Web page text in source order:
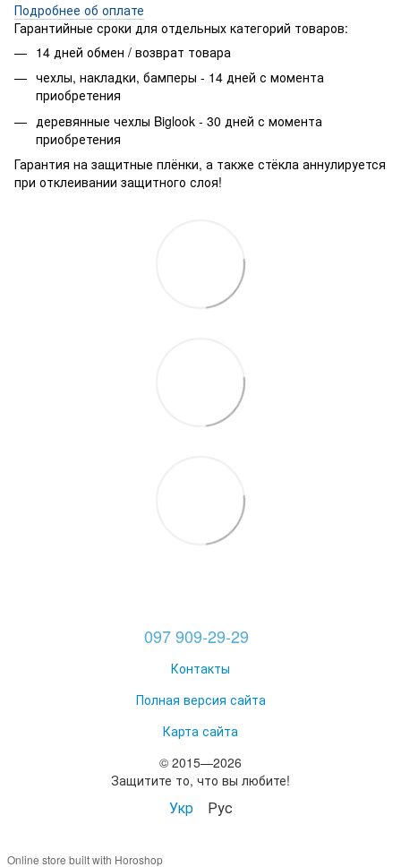
Подробнее об оплате
Гарантийные сроки для отдельных категорий товаров:
14 дней обмен / возврат товара
чехлы, накладки, бамперы - 14 дней с момента
приобретения
деревянные чехлы Biglook - 30 дней с момента
приобретения
Гарантия на защитные плёнки, а также стёкла аннулируется
при отклеивании защитного слоя!
097 909-29-29
Контакты
Полная версия сайта
Карта сайта
© 2015—2026
Защитите то, что вы любите!
Укр Рус
Online store built with Horoshop